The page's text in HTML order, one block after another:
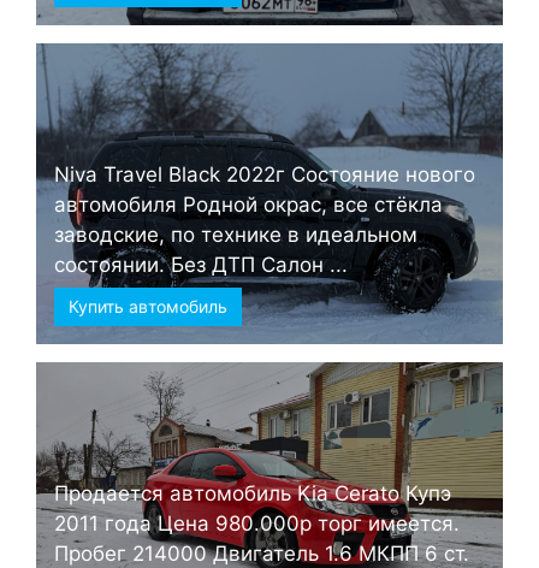
Niva Travel Black 2022г Состояние нового
автомобиля Родной окрас, все стёкла
заводские, по технике в идеальном
состоянии. Без ДТП Салон ...
Купить автомобиль
Продается автомобиль Kia Cerato Купэ
2011 года Цена 980.000р торг имеется.
Пробег 214000 Двигатель 1.6 МКПП 6 ст.